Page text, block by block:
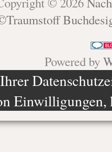
Powered by